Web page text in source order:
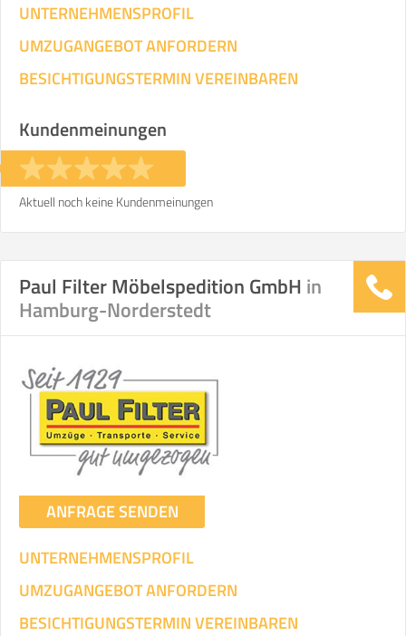
UNTERNEHMENSPROFIL
UMZUGANGEBOT ANFORDERN
BESICHTIGUNGSTERMIN VEREINBAREN
Kundenmeinungen
Aktuell noch keine Kundenmeinungen
Paul Filter Möbelspedition GmbH in
Hamburg-Norderstedt
ANFRAGE SENDEN
UNTERNEHMENSPROFIL
UMZUGANGEBOT ANFORDERN
BESICHTIGUNGSTERMIN VEREINBAREN